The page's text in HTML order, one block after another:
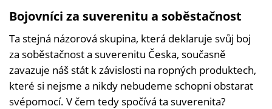
Bojovníci za suverenitu a soběstačnost
Ta stejná názorová skupina, která deklaruje svůj boj
za soběstačnost a suverenitu Česka, současně
zavazuje náš stát k závislosti na ropných produktech,
které si nejsme a nikdy nebudeme schopni obstarat
svépomocí. V čem tedy spočívá ta suverenita?